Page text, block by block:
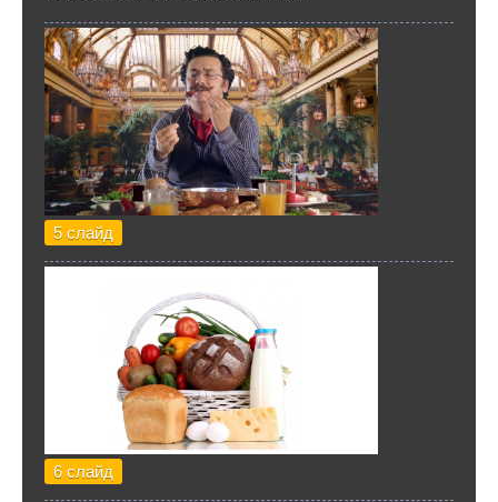
5 слайд
6 слайд